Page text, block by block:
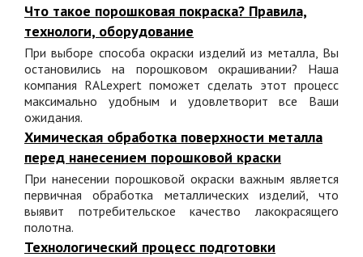
Что такое порошковая покраска? Правила,
технологи, оборудование
При выборе способа окраски изделий из металла, Вы
остановились на порошковом окрашивании? Наша
компания RALexpert поможет сделать этот процесс
максимально удобным и удовлетворит все Ваши
ожидания.
Химическая обработка поверхности металла
перед нанесением порошковой краски
При нанесении порошковой окраски важным является
первичная обработка металлических изделий, что
выявит потребительское качество лакокрасящего
полотна.
Технологический процесс подготовки